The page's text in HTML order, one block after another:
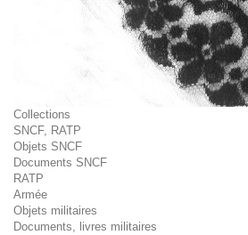
Collections
SNCF, RATP
Objets SNCF
Documents SNCF
RATP
Armée
Objets militaires
Documents, livres militaires